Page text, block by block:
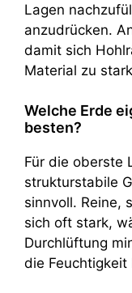
Lagen
anzudrücken.
damit sich
Material zu
Welche Erde
besten?
Für die oberste
strukturstabile
sinnvoll. Reine,
sich oft stark,
Durchlüftung
die